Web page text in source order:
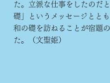
た。立派な仕事をしたのだ
礎」というメッセージとと
和の礎を訪ねることが宿題
た。（文聖姫）